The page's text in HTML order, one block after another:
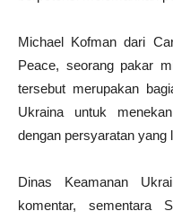
Michael Kofman dari
Peace, seorang pakar
tersebut merupakan
Ukraina untuk
dengan persyaratan yang
Dinas Keamanan
komentar, sementara